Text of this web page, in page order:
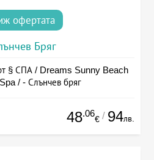
офертата
Бряг
§ СПА / Dreams Sunny Beach
/ - Слънчев бряг
48.06
€ / 94лв.